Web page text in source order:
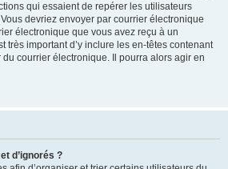
qui essaient de repérer les utilisateurs
devriez envoyer par courrier électronique
électronique que vous avez reçu à un
très important d’y inclure les en-têtes contenant
du courrier électronique. Il pourra alors agir en
d’ignorés ?